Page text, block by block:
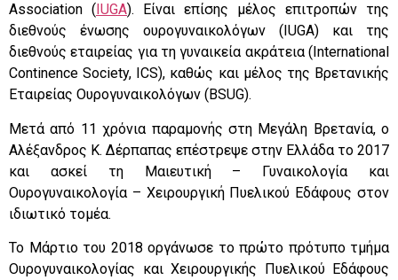
Association ( IUGA). Είναι επίσης μέλος επιτροπών της
διεθνούς ένωσης ουρογυναικολόγων (IUGA) και της
διεθνούς εταιρείας για τη γυναικεία ακράτεια (International
Continence Society, ICS), καθώς και μέλος της Βρετανικής
Εταιρείας Ουρογυναικολόγων (BSUG).
Μετά από 11 χρόνια παραμονής στη Μεγάλη Βρετανία, ο
Αλέξανδρος Κ. Δέρπαπας επέστρεψε στην Ελλάδα το 2017
και ασκεί τη Μαιευτική – Γυναικολογία και
Ουρογυναικολογία – Χειρουργική Πυελικού Εδάφους στον
ιδιωτικό τομέα.
Το Μάρτιο του 2018 οργάνωσε το πρώτο πρότυπο τμήμα
Ουρογυναικολογίας και Χειρουργικής Πυελικού Εδάφους